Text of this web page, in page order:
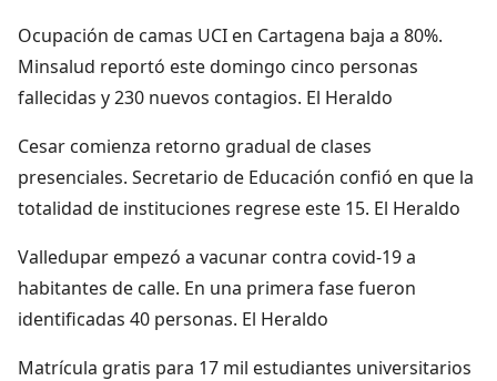
Ocupación de camas UCI en Cartagena baja a 80%.
Minsalud reportó este domingo cinco personas
fallecidas y 230 nuevos contagios. El Heraldo
Cesar comienza retorno gradual de clases
presenciales. Secretario de Educación confió en que la
totalidad de instituciones regrese este 15. El Heraldo
Valledupar empezó a vacunar contra covid-19 a
habitantes de calle. En una primera fase fueron
identificadas 40 personas. El Heraldo
Matrícula gratis para 17 mil estudiantes universitarios